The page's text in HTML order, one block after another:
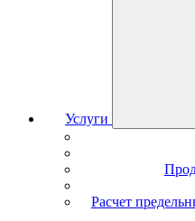
Услуги
Расчет